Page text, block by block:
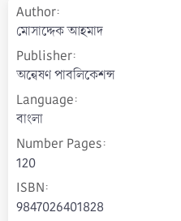
Author
মোসাদ্দেক আহমাদ
Publisher
অন্বেষণ পাবলিকেশন্স
Language
বাংলা
Number Pages
120
ISBN
9847026401828